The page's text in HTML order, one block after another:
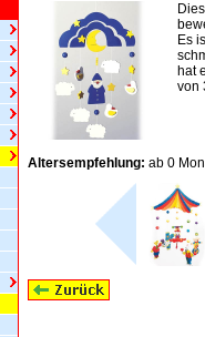
Es
hat
von
Altersempfehlung: ab 0